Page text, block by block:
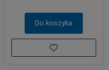
Do koszyka